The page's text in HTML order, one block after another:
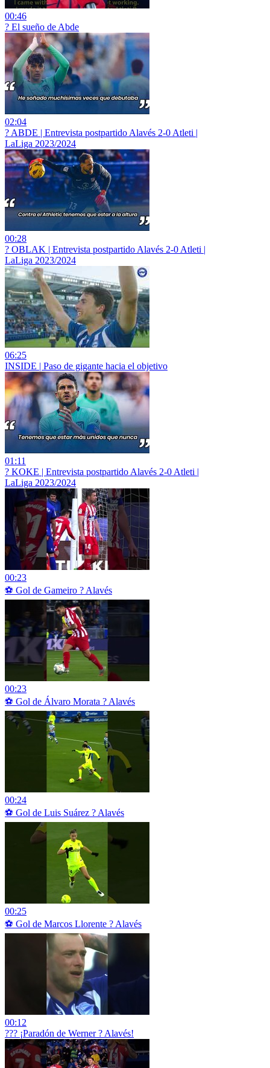
00:46
? El sueño de Abde
02:04
? ABDE | Entrevista postpartido Alavés 2-0 Atleti |
LaLiga 2023/2024
00:28
? OBLAK | Entrevista postpartido Alavés 2-0 Atleti |
LaLiga 2023/2024
06:25
INSIDE | Paso de gigante hacia el objetivo
01:11
? KOKE | Entrevista postpartido Alavés 2-0 Atleti |
LaLiga 2023/2024
00:23
⚽ Gol de Gameiro ? Alavés
00:23
⚽ Gol de Álvaro Morata ? Alavés
00:24
⚽ Gol de Luis Suárez ? Alavés
00:25
⚽ Gol de Marcos Llorente ? Alavés
00:12
??? ¡Paradón de Werner ? Alavés!